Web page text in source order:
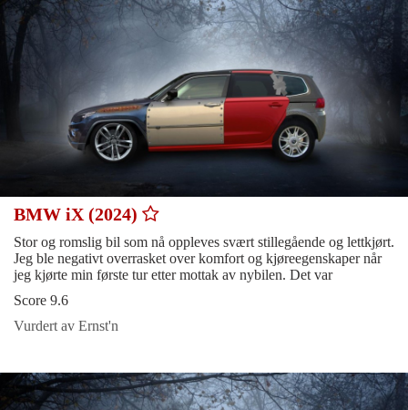
BMW iX (2024)
Stor og romslig bil som nå oppleves svært stillegående og lettkjørt.
Jeg ble negativt overrasket over komfort og kjøreegenskaper når
jeg kjørte min første tur etter mottak av nybilen. Det var
Score 9.6
Vurdert av Ernst'n